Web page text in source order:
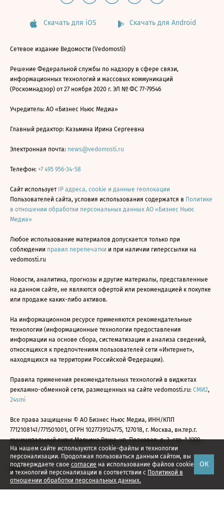
На нашем сайте используются cookie-файлы и технологии
персонализации. Продолжая пользоваться данным сайтом, вы
подтверждаете свое согласие на использование файлов cookie
и технологий персонализации в соответствии с Политикой в
отношении обработки персональных данных.
ОК
Скачать для iOS Скачать для Android
Сетевое издание Ведомости (Vedomosti)
Решение Федеральной службы по надзору в сфере связи,
информационных технологий и массовых коммуникаций
(Роскомнадзор) от 27 ноября 2020 г. ЭЛ № ФС 77-79546
Учредитель: АО «Бизнес Ньюс Медиа»
Главный редактор: Казьмина Ирина Сергеевна
Электронная почта: news@vedomosti.ru
Телефон: +7 495 956-34-58
Сайт использует IP адреса, cookie и данные геолокации
Пользователей сайта, условия использования содержатся в Политике
в отношении обработки персональных данных АО «Бизнес Ньюс
Медиа»
Любое использование материалов допускается только при
соблюдении правил перепечатки и при наличии гиперссылки на
vedomosti.ru
Новости, аналитика, прогнозы и другие материалы, представленные
на данном сайте, не являются офертой или рекомендацией к покупке
или продаже каких-либо активов.
На информационном ресурсе применяются рекомендательные
технологии (информационные технологии предоставления
информации на основе сбора, систематизации и анализа сведений,
относящихся к предпочтениям пользователей сети «Интернет»,
находящихся на территории Российской Федерации).
Правила применения рекомендательных технологий в виджетах
рекламно-обменной сети, размещенных на сайте vedomosti.ru: СМИ2,
24smi
Все права защищены © АО Бизнес Ньюс Медиа, ИНН/КПП
7712108141/771501001, ОГРН 1027739124775, 127018, г. Москва, вн.тер.г.
муниципальный округ Марьина Роща, ул. Полковая, д. 3, стр. 1 1999—
2026